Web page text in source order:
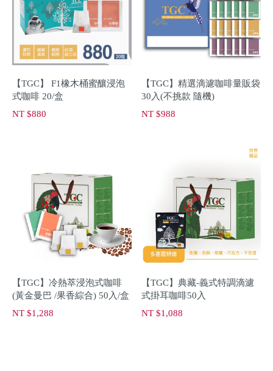
【TGC】 F1橡木桶蜜釀浸泡
式咖啡 20/盒
NT $880
【TGC】精選滴濾咖啡量販袋
30入(不挑款 隨機)
NT $988
【TGC】冷熱萃浸泡式咖啡
(黃金曼巴 /果香綜合) 50入/盒
NT $1,288
【TGC】典藏-義式特調滴濾
式掛耳咖啡50入
NT $1,088